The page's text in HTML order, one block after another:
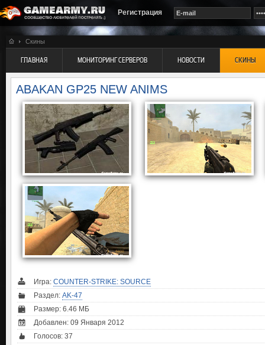
Регистрация
Скины
ГЛАВНАЯ МОНИТОРИНГ СЕРВЕРОВ НОВОСТИ СКИНЫ
ABAKAN GP25 NEW ANIMS
Игра: COUNTER-STRIKE: SOURCE
Раздел: AK-47
Размер: 6.46 МБ
Добавлен: 09 Января 2012
Голосов: 37